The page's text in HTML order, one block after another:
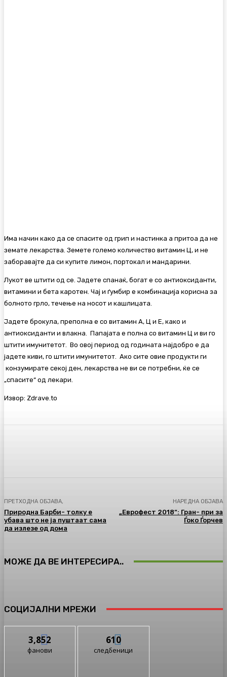
Има начин како да се спасите од грип и настинка а притоа да не
земате лекарства. Земете големо количество витамин Ц, и не
заборавајте да си купите лимон, портокал и мандарини.
Лукот ве штити од се. Јадете спанаќ, богат е со антиоксиданти,
витамини и бета каротен. Чај и ѓумбир е комбинација корисна за
болното грло, течење на носот и кашлицата.
Јадете брокула, преполна е со витамин А, Ц и Е, како и
антиоксиданти и влакна. Папајата е полна со витамин Ц и ви го
штити имунитетот. Во овој период од годината најдобро е да
јадете киви, го штити имунитетот. Ако сите овие продукти ги
конзумирате секој ден, лекарства не ви се потребни, ќе се
„спасите“ од лекари.
Извор: Zdrave.to
ПРЕТХОДНА ОБЈАВА,
Природна Барби- толку е
убава што не ја пуштаат сама
да излезе од дома
НАРЕДНА ОБЈАВА
„Еврофест 2018“: Гран- при за
Ѓоко Ѓорчев
МОЖЕ ДА ВЕ ИНТЕРЕСИРА..
СОЦИЈАЛНИ МРЕЖИ
3,852
фанови
610
следбеници